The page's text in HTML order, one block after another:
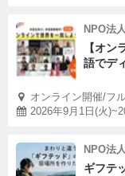
NPO法
【オ
語でデ
オンライン開催/フ
2026年9月1日(火
NPO法
ギフテ